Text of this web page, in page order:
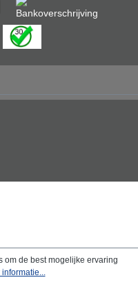
om de best mogelijke ervaring
informatie...